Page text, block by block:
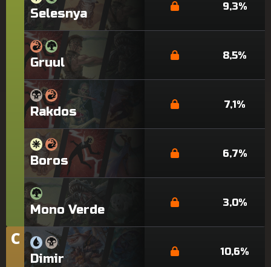
Selesnya 9,3%
Gruul 8,5%
Rakdos 7,1%
Boros 6,7%
Mono Verde 3,0%
Nivel
C
Dimir 10,6%